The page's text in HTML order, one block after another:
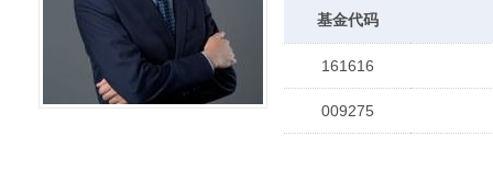
基金代码
161616
009275